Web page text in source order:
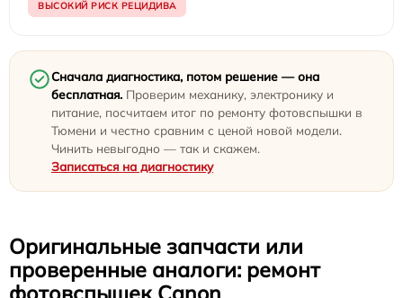
ВЫСОКИЙ РИСК РЕЦИДИВА
Сначала диагностика, потом решение — она
бесплатная. Проверим механику, электронику и
питание, посчитаем итог по ремонту фотовспышки в
Тюмени и честно сравним с ценой новой модели.
Чинить невыгодно — так и скажем.
Записаться на диагностику
Оригинальные запчасти или
проверенные аналоги: ремонт